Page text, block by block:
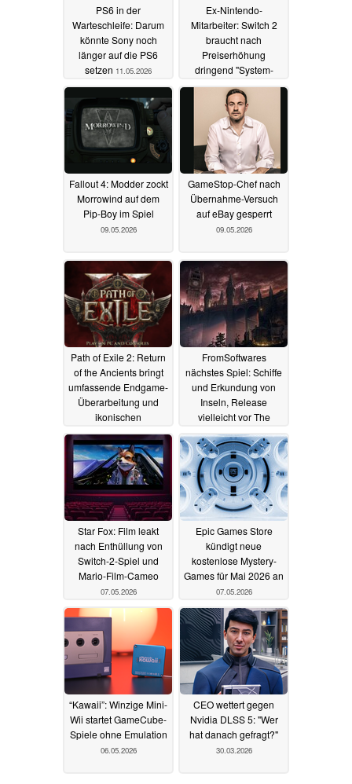
PS6 in der
Warteschleife: Darum
könnte Sony noch
länger auf die PS6
setzen 11.05.2026
Ex-Nintendo-
Mitarbeiter: Switch 2
braucht nach
Preiserhöhung
dringend "System-
Seller"09.05.2026
Fallout 4: Modder zockt
Morrowind auf dem
Pip-Boy im Spiel
09.05.2026
GameStop-Chef nach
Übernahme-Versuch
auf eBay gesperrt
09.05.2026
Path of Exile 2: Return
of the Ancients bringt
umfassende Endgame-
Überarbeitung und
ikonischen
Mageblood-Gürtel
08.05.2026
FromSoftwares
nächstes Spiel: Schiffe
und Erkundung von
Inseln, Release
vielleicht vor The
Duskbloods08.05.2026
Star Fox: Film leakt
nach Enthüllung von
Switch-2-Spiel und
Mario-Film-Cameo
07.05.2026
Epic Games Store
kündigt neue
kostenlose Mystery-
Games für Mai 2026 an
07.05.2026
“Kawaii”: Winzige Mini-
Wii startet GameCube-
Spiele ohne Emulation
06.05.2026
CEO wettert gegen
Nvidia DLSS 5: "Wer
hat danach gefragt?"
30.03.2026